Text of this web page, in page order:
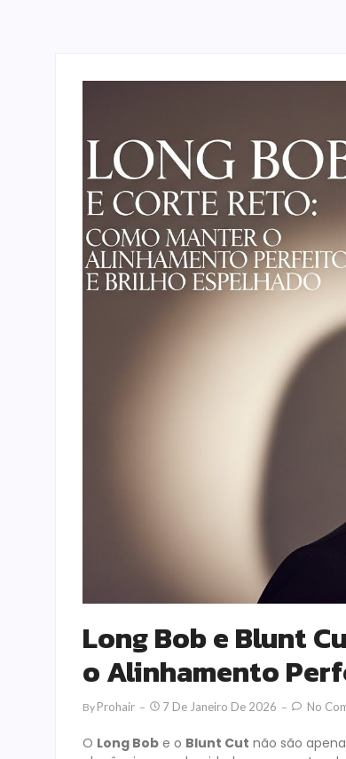
Long Bob e Blunt
o Alinhamento
By Prohair 7 De Janeiro De 2026 No
O Long Bob e o Blunt Cut não são